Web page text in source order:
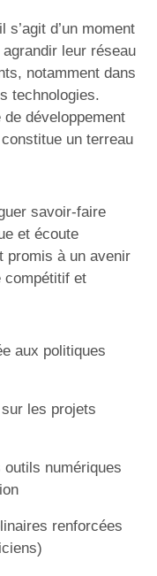
d’un moment
leur réseau
notamment dans
technologies.
développement
un terreau
savoir-faire
et écoute
promis à un avenir
compétitif et
aux politiques
les projets
numériques
renforcées